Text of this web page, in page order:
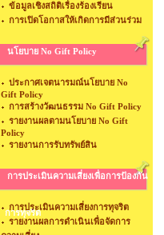
ข้อมูลเชิงสถิติเรื่องร้องเรียน
การเปิดโอกาสให้เกิดการมีส่วนร่วม
นโยบาย No Gift Policy
ประกาศเจตนารมณ์นโยบาย No
Gift Policy
การสร้างวัฒนธรรม No Gift Policy
รายงานผลตามนโยบาย No Gift
Policy
รายงานการรับทรัพย์สิน
การประเมินความเสี่ยงเพื่อการป้องกัน
การทุจริต
การประเมินความเสี่ยงการทุจริต
รายงานผลการดำเนินเพื่อจัดการ